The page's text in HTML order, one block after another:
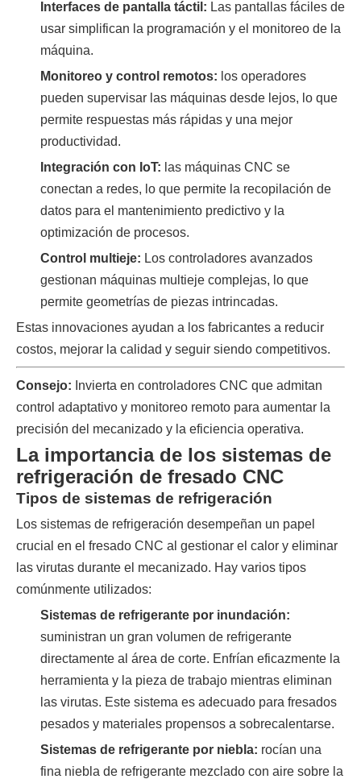
Interfaces de pantalla táctil: Las pantallas fáciles de
usar simplifican la programación y el monitoreo de la
máquina.
Monitoreo y control remotos: los operadores
pueden supervisar las máquinas desde lejos, lo que
permite respuestas más rápidas y una mejor
productividad.
Integración con IoT: las máquinas CNC se
conectan a redes, lo que permite la recopilación de
datos para el mantenimiento predictivo y la
optimización de procesos.
Control multieje: Los controladores avanzados
gestionan máquinas multieje complejas, lo que
permite geometrías de piezas intrincadas.
Estas innovaciones ayudan a los fabricantes a reducir
costos, mejorar la calidad y seguir siendo competitivos.
Consejo: Invierta en controladores CNC que admitan
control adaptativo y monitoreo remoto para aumentar la
precisión del mecanizado y la eficiencia operativa.
La importancia de los sistemas de
refrigeración de fresado CNC
Tipos de sistemas de refrigeración
Los sistemas de refrigeración desempeñan un papel
crucial en el fresado CNC al gestionar el calor y eliminar
las virutas durante el mecanizado. Hay varios tipos
comúnmente utilizados:
Sistemas de refrigerante por inundación:
suministran un gran volumen de refrigerante
directamente al área de corte. Enfrían eficazmente la
herramienta y la pieza de trabajo mientras eliminan
las virutas. Este sistema es adecuado para fresados ​​
pesados ​​y materiales propensos a sobrecalentarse.
Sistemas de refrigerante por niebla: rocían una
fina niebla de refrigerante mezclado con aire sobre la